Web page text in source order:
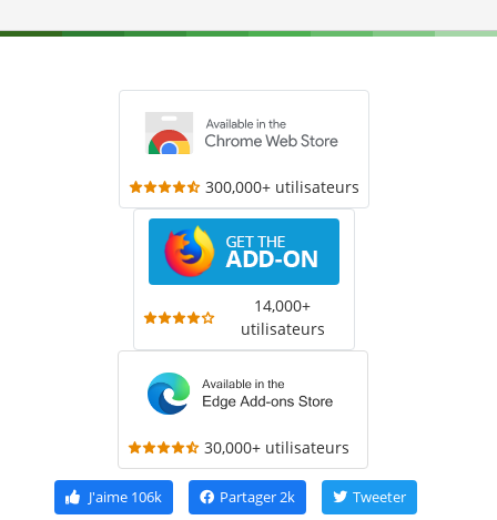
300,000+ utilisateurs
14,000+
utilisateurs
30,000+ utilisateurs
J'aime106k Partager2k Tweeter